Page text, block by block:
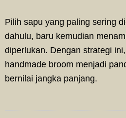
Pilih sapu yang paling sering
dahulu, baru kemudian
diperlukan. Dengan strategi
handmade broom menjadi
bernilai jangka panjang.